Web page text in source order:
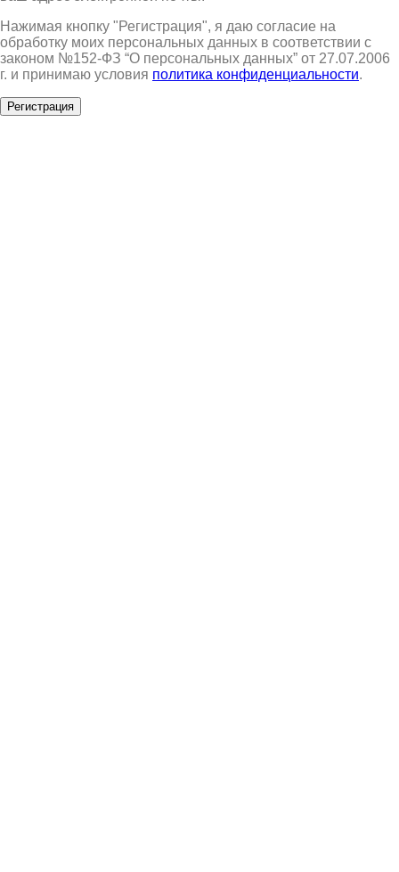
Нажимая кнопку "Регистрация", я даю согласие на
обработку моих персональных данных в соответствии с
законом №152-ФЗ “О персональных данных” от 27.07.2006
г. и принимаю условия политика конфиденциальности.
Регистрация